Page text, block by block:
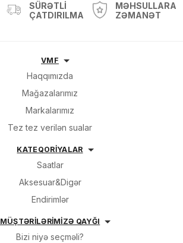
SÜRƏTLI
ÇATDIRILMA
MƏHSULLARA
ZƏMANƏT
VMF
Haqqımızda
Mağazalarımız
Markalarımız
Tez tez verilən sualar
KATEQORİYALAR
Saatlar
Aksesuar&Digər
Endirimlər
MÜŞTƏRİLƏRİMİZƏ QAYĞI
Bizi niyə seçməli?